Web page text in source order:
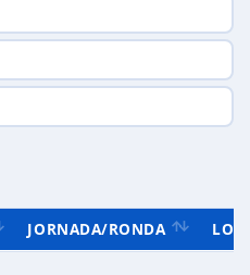
JORNADA/RONDA